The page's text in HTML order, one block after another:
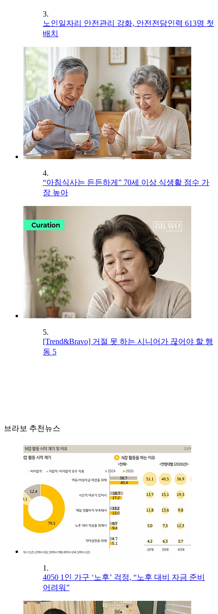
3.
노인일자리 안전관리 강화, 안전전담인력 613명 첫
배치
4.
“아침식사는 든든하게” 70세 이상 식생활 점수 가
장 높아
5.
[Trend&Bravo] 거절 못 하는 시니어가 끊어야 할 행
동 5
브라보 추천뉴스
1.
4050 1인 가구 ‘노후’ 걱정, “노후 대비 자금 준비
어려워”